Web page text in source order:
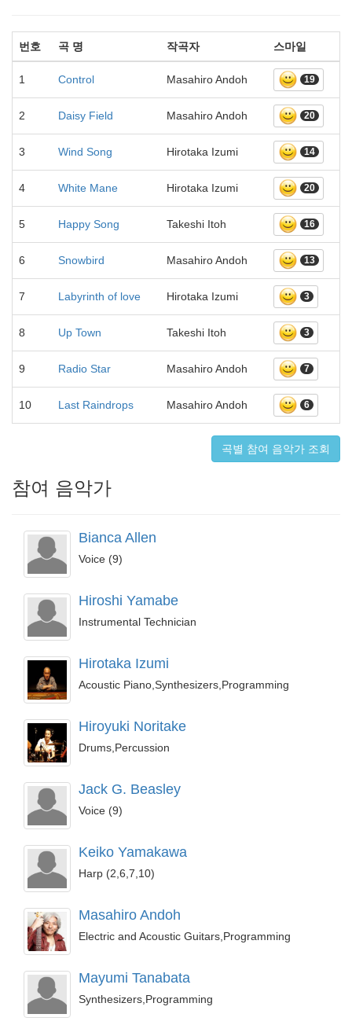
번호 곡 명 작곡자 스마일
1 Control Masahiro Andoh 19
2 Daisy Field Masahiro Andoh 20
3 Wind Song Hirotaka Izumi 14
4 White Mane Hirotaka Izumi 20
5 Happy Song Takeshi Itoh 16
6 Snowbird Masahiro Andoh 13
7 Labyrinth of love Hirotaka Izumi 3
8 Up Town Takeshi Itoh 3
9 Radio Star Masahiro Andoh 7
10 Last Raindrops Masahiro Andoh 6
곡별 참여 음악가 조회
참여 음악가
Bianca Allen
Voice (9)
Hiroshi Yamabe
Instrumental Technician
Hirotaka Izumi
Acoustic Piano,Synthesizers,Programming
Hiroyuki Noritake
Drums,Percussion
Jack G. Beasley
Voice (9)
Keiko Yamakawa
Harp (2,6,7,10)
Masahiro Andoh
Electric and Acoustic Guitars,Programming
Mayumi Tanabata
Synthesizers,Programming